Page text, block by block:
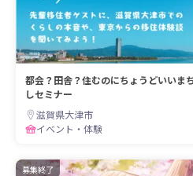
都会？田舎？住むのにちょうどいいま
しセミナー
滋賀県大津市
イベント・体験
募集終了